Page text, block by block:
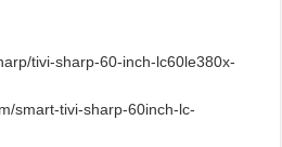
tivi-sharp-60-inch-lc60le380x-
smart-tivi-sharp-60inch-lc-